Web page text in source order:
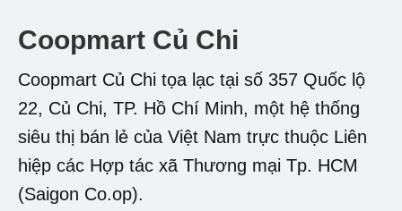
Coopmart Củ Chi
Coopmart Củ Chi tọa lạc tại số 357 Quốc lộ
22, Củ Chi, TP. Hồ Chí Minh, một hệ thống
siêu thị bán lẻ của Việt Nam trực thuộc Liên
hiệp các Hợp tác xã Thương mại Tp. HCM
(Saigon Co.op).